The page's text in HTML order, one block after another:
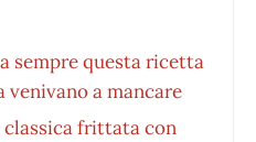
sempre questa ricetta
venivano a mancare
frittata con